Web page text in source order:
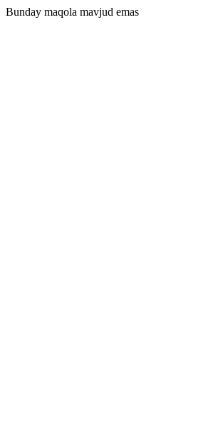
Bunday maqola mavjud emas